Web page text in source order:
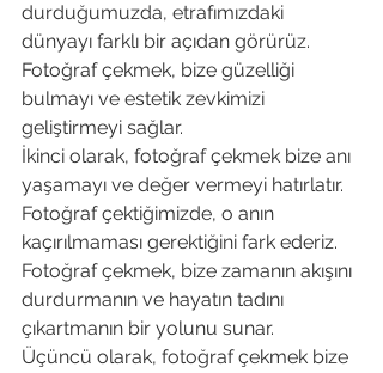
durduğumuzda, etrafımızdaki
dünyayı farklı bir açıdan görürüz.
Fotoğraf çekmek, bize güzelliği
bulmayı ve estetik zevkimizi
geliştirmeyi sağlar.
İkinci olarak, fotoğraf çekmek bize anı
yaşamayı ve değer vermeyi hatırlatır.
Fotoğraf çektiğimizde, o anın
kaçırılmaması gerektiğini fark ederiz.
Fotoğraf çekmek, bize zamanın akışını
durdurmanın ve hayatın tadını
çıkartmanın bir yolunu sunar.
Üçüncü olarak, fotoğraf çekmek bize